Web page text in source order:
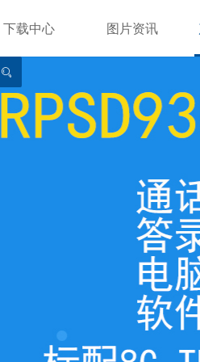
下载中心 图片资讯